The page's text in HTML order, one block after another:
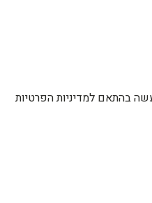
בהתאם למדיניות הפרטיות